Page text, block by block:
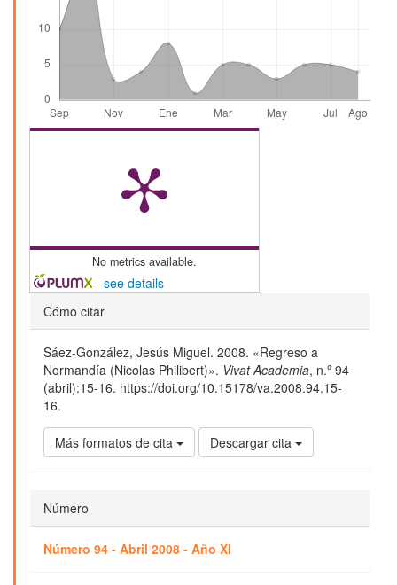
No metrics available.
- see details
Detalles
del
artículo
Cómo citar
Sáez-González, Jesús Miguel. 2008. «Regreso a
Normandía (Nicolas Philibert)». Vivat Academia, n.º 94
(abril):15-16. https://doi.org/10.15178/va.2008.94.15-
16.
Más formatos de cita Descargar cita
Número
Número 94 - Abril 2008 - Año XI